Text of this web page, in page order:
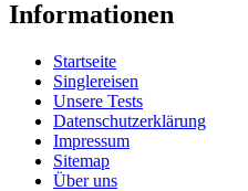
Informationen
Startseite
Singlereisen
Unsere Tests
Datenschutzerklärung
Impressum
Sitemap
Über uns